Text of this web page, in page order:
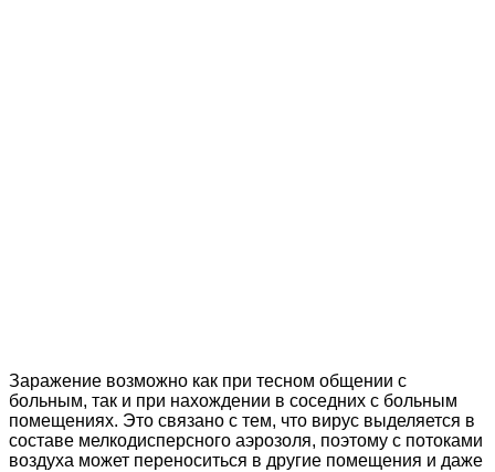
Заражение возможно как при тесном общении с
больным, так и при нахождении в соседних с больным
помещениях. Это связано с тем, что вирус выделяется в
составе мелкодисперсного аэрозоля, поэтому с потоками
воздуха может переноситься в другие помещения и даже